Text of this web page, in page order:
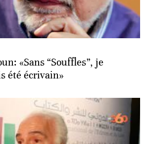
«Sans “Souffles”, je
été écrivain»